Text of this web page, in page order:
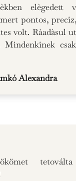
elègedett
pontos,
volt. Ràadàsul
Mindenkinek
Alexandra